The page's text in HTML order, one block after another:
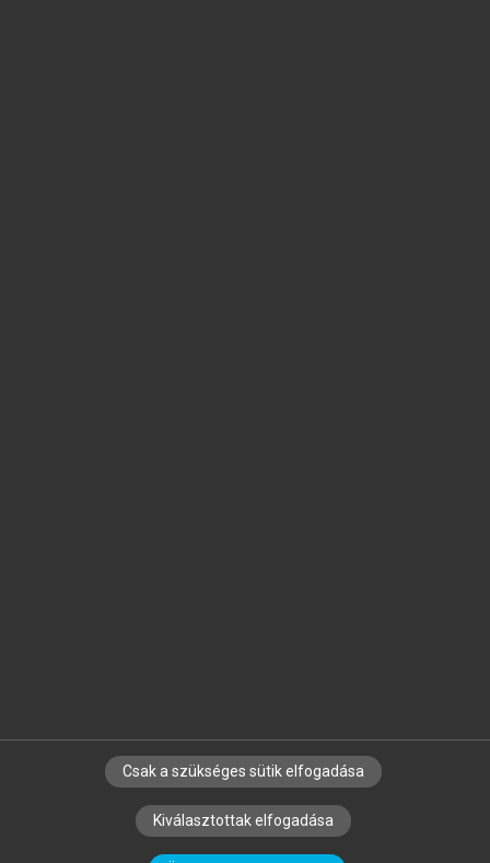
SZERZŐKNEK CÉGEKNEK KÖNYVTÁROSOKNAK
SZERKESZTÉSI ÉS LEKTORÁLÁSI ALAPELVEK
Csak a szükséges sütik elfogadása
Kiválasztottak elfogadása